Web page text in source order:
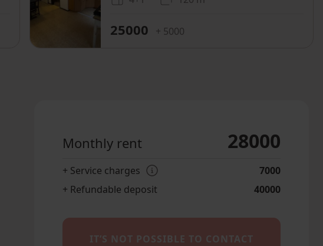
25000 + 5000
Monthly rent 28000
+ Service charges
7000
+ Refundable deposit
40000
IT’S NOT POSSIBLE TO CONTACT